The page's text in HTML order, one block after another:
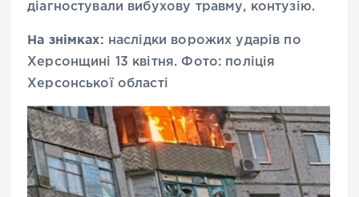
діагностували вибухову травму, контузію.
На знімках: наслідки ворожих ударів по
Херсонщині 13 квітня. Фото: поліція
Херсонської області